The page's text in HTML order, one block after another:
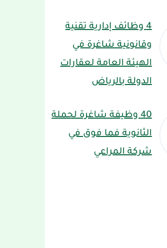
4 وظائف إدارية تقنية
وقانونية شاغرة في
الهيئة العامة لعقارات
الدولة بالرياض
40 وظيفة شاغرة لحملة
الثانوية فما فوق في
شركة المراعي